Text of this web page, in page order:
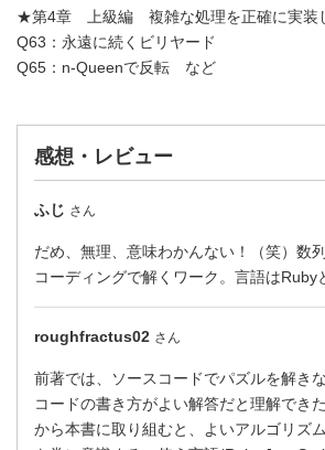
★第4章 上級編 複雑な処理を正確に実装
Q63：永遠に続くビリヤード
Q65：n-Queenで反転 など
感想・レビュー
ふじ さん
だめ、無理、意味わかんない！（笑）数
コーディングで解くワーク。言語はRuby
roughfractus02 さん
前著では、ソースコードでパズルを解き
コードの書き方がよい解答だと理解でき
から本書に取り組むと、よいアルゴリズ